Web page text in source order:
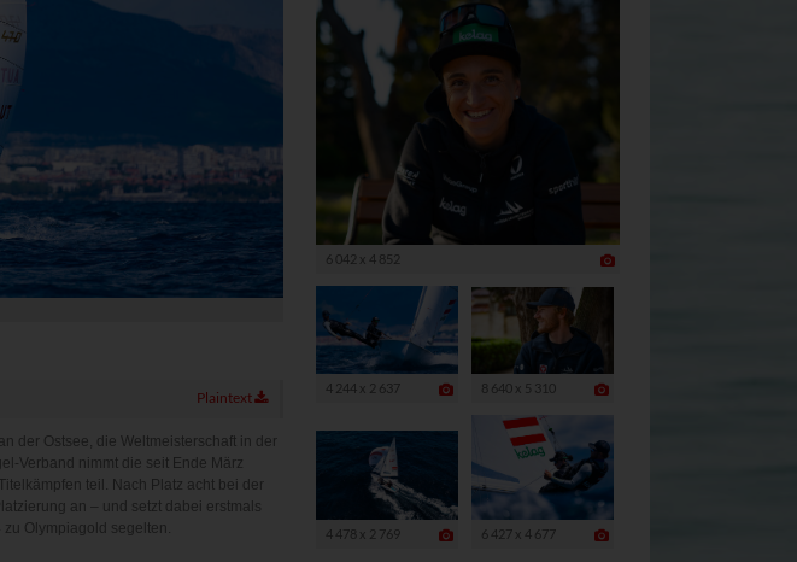
Plaintext
der Ostsee, die Weltmeisterschaft in der
Verband nimmt die seit Ende März
teil. Nach Platz acht bei der
an – und setzt dabei erstmals
Olympiagold segelten.
6 042 x 4 852
4 244 x 2 637 8 640 x 5 310
4 478 x 2 769 6 427 x 4 677
Datenschutzerklärung des Anbieters
ein.
des Anbieters
privacy